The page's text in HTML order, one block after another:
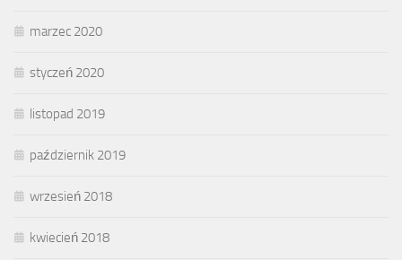
marzec 2020
styczeń 2020
listopad 2019
październik 2019
wrzesień 2018
kwiecień 2018